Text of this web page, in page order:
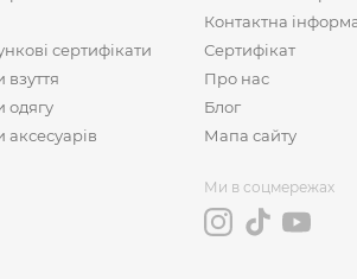
сертифікати
взуття
одягу
аксесуарів
Контактна
Сертифікат
Про нас
Блог
Мапа сайту
Ми в соцмережах